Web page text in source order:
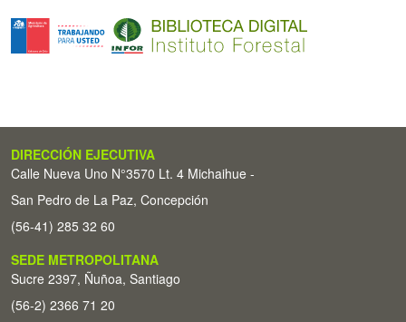
DIRECCIÓN EJECUTIVA
Calle Nueva Uno N°3570 Lt. 4 Michaihue -
San Pedro de La Paz, Concepción
(56-41) 285 32 60
SEDE METROPOLITANA
Sucre 2397, Ñuñoa, Santiago
(56-2) 2366 71 20